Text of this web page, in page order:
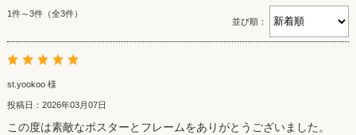
1件～3件（全3件）
並び順：
st.yookoo 様
投稿日：2026年03月07日
この度は素敵なポスターとフレームをありがとうございました。